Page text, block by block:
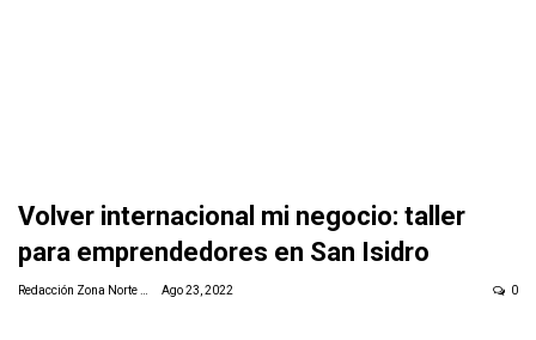
Volver internacional mi negocio: taller
para emprendedores en San Isidro
Ago 23, 2022 0